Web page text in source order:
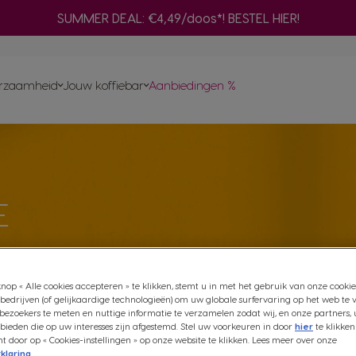
SUMMER DEAL: €4,49/doos*! BESTEL HIER!
Jouw koffiebar Aanbiedingen %
onze
« Alle cookies accepteren » te klikken, stemt u in met het gebruik van onze
(of gelijkaardige technologieën) om uw globale surfervaring op het web te
te meten en nuttige informatie te verzamelen zodat wij, en onze partners,
die op uw interesses zijn afgestemd. Stel uw voorkeuren in door hier te
door op « Cookies-instellingen » op onze website te klikken. Lees meer over onze